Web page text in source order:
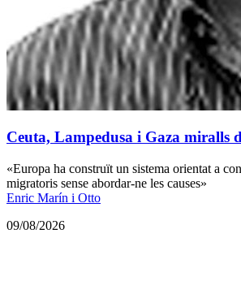
Ceuta, Lampedusa i Gaza miralls
«Europa ha construït un sistema orientat a
migratoris sense abordar-ne les causes»
Enric Marín i Otto
09/08/2026